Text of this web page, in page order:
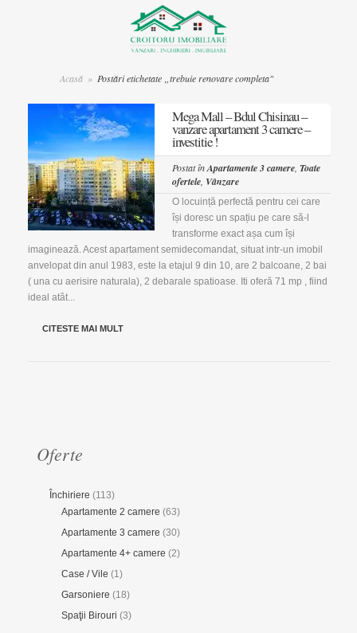
Acasă » Postări etichetate „trebuie renovare completa"
Mega Mall – Bdul Chisinau –
vanzare apartament 3 camere –
investitie !
Postat înApartamente 3 camere, Toate
ofertele, Vânzare
O locuință perfectă pentru cei care
își doresc un spațiu pe care să-l
transforme exact așa cum își
imaginează. Acest apartament semidecomandat, situat intr-un imobil
anvelopat din anul 1983, este la etajul 9 din 10, are 2 balcoane, 2 bai
( una cu aerisire naturala), 2 debarale spatioase. Iti oferă 71 mp , fiind
ideal atât...
CITESTE MAI MULT
Oferte
Închiriere (113)
Apartamente 2 camere (63)
Apartamente 3 camere (30)
Apartamente 4+ camere (2)
Case / Vile (1)
Garsoniere (18)
Spaţii Birouri (3)